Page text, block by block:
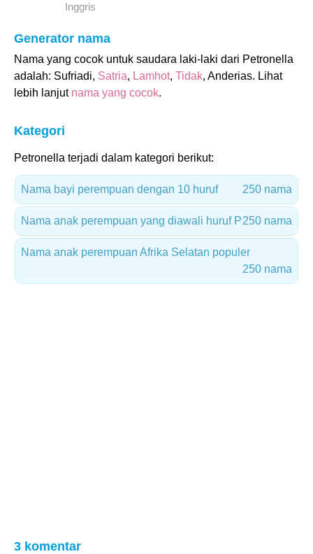
Inggris
Generator nama
Nama yang cocok untuk saudara laki-laki dari Petronella
adalah: Sufriadi, Satria, Lamhot, Tidak, Anderias. Lihat
lebih lanjut nama yang cocok.
Kategori
Petronella terjadi dalam kategori berikut:
Nama bayi perempuan dengan 10 huruf 250 nama
Nama anak perempuan yang diawali huruf P250 nama
Nama anak perempuan Afrika Selatan populer
250 nama
3 komentar